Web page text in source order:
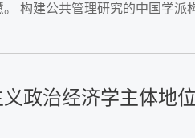
构建公共管理研究的中国学
政治经济学主体地